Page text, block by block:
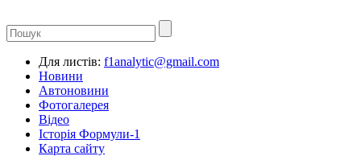
Для листів: f1analytic@gmail.com
Новини
Автоновини
Фотогалерея
Відео
Історія Формули-1
Карта сайту